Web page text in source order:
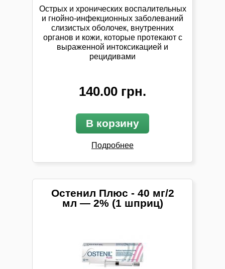
Острых и хронических воспалительных
и гнойно-инфекционных заболеваний
слизистых оболочек, внутренних
органов и кожи, которые протекают с
выраженной интоксикацией и
рецидивами
140.00 грн.
В корзину
Подробнее
Остенил Плюс - 40 мг/2
мл — 2% (1 шприц)